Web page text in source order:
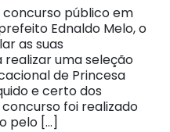
público em
Ednaldo Melo, o
as suas
uma seleção
de Princesa
e certo dos
foi realizado
pelo […]